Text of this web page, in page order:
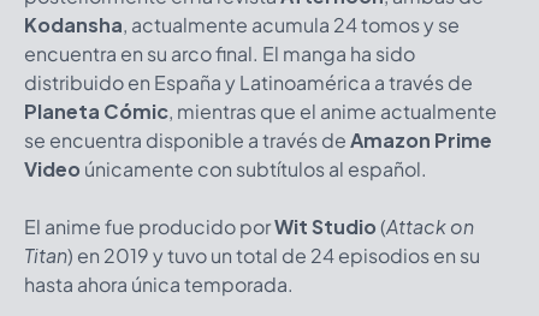
Kodansha, actualmente acumula 24 tomos y se
encuentra en su arco final. El manga ha sido
distribuido en España y Latinoamérica a través de
Planeta Cómic, mientras que el anime actualmente
se encuentra disponible a través deAmazon Prime
Video únicamente con subtítulos al español.
El anime fue producido porWit Studio(Attack on
Titan) en 2019 y tuvo un total de 24 episodios en su
hasta ahora única temporada.